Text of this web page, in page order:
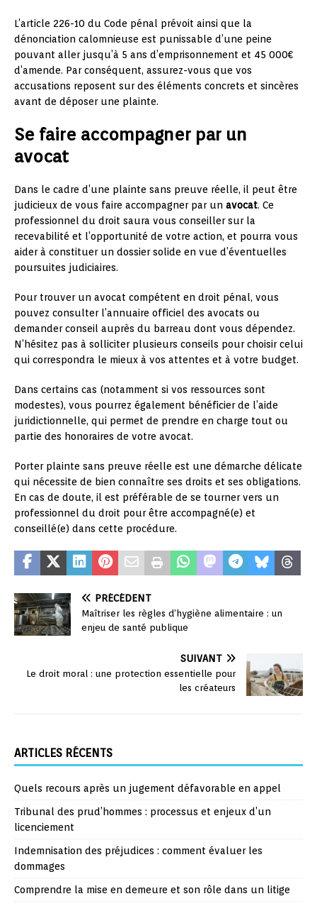
L’article 226-10 du Code pénal prévoit ainsi que la
dénonciation calomnieuse est punissable d’une peine
pouvant aller jusqu’à 5 ans d’emprisonnement et 45 000€
d’amende. Par conséquent, assurez-vous que vos
accusations reposent sur des éléments concrets et sincères
avant de déposer une plainte.
Se faire accompagner par un
avocat
Dans le cadre d’une plainte sans preuve réelle, il peut être
judicieux de vous faire accompagner par un avocat. Ce
professionnel du droit saura vous conseiller sur la
recevabilité et l’opportunité de votre action, et pourra vous
aider à constituer un dossier solide en vue d’éventuelles
poursuites judiciaires.
Pour trouver un avocat compétent en droit pénal, vous
pouvez consulter l’annuaire officiel des avocats ou
demander conseil auprès du barreau dont vous dépendez.
N’hésitez pas à solliciter plusieurs conseils pour choisir celui
qui correspondra le mieux à vos attentes et à votre budget.
Dans certains cas (notamment si vos ressources sont
modestes), vous pourrez également bénéficier de l’aide
juridictionnelle, qui permet de prendre en charge tout ou
partie des honoraires de votre avocat.
Porter plainte sans preuve réelle est une démarche délicate
qui nécessite de bien connaître ses droits et ses obligations.
En cas de doute, il est préférable de se tourner vers un
professionnel du droit pour être accompagné(e) et
conseillé(e) dans cette procédure.
PRÉCÉDENT
Maîtriser les règles d’hygiène alimentaire : un
enjeu de santé publique
SUIVANT
Le droit moral : une protection essentielle pour
les créateurs
ARTICLES RÉCENTS
Quels recours après un jugement défavorable en appel
Tribunal des prud’hommes : processus et enjeux d’un
licenciement
Indemnisation des préjudices : comment évaluer les
dommages
Comprendre la mise en demeure et son rôle dans un litige